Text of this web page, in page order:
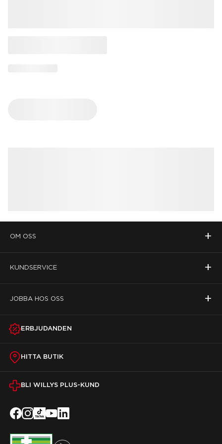
OM OSS +
KUNDSERVICE +
JOBBA HOS OSS +
ERBJUDANDEN
HITTA BUTIK
BLI WILLYS PLUS-KUND